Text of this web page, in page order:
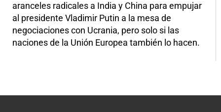
aranceles radicales a India y China para empujar
al presidente Vladimir Putin a la mesa de
negociaciones con Ucrania, pero solo si las
naciones de la Unión Europea también lo hacen.